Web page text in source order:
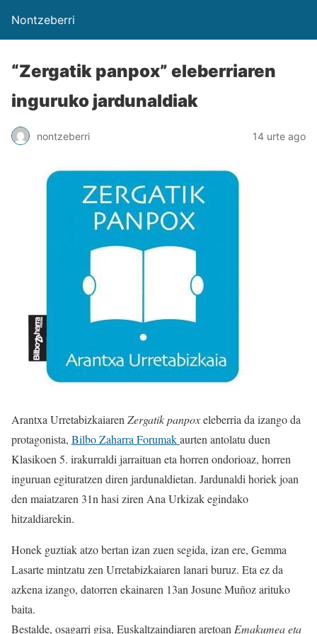
Nontzeberri
“Zergatik panpox” eleberriaren
inguruko jardunaldiak
nontzeberri 14 urte ago
Arantxa Urretabizkaiaren Zergatik panpoxeleberria da izango da
protagonista, Bilbo Zaharra Forumakaurten antolatu duen
Klasikoen 5. irakurraldi jarraituan eta horren ondorioaz, horren
inguruan egituratzen diren jardunaldietan. Jardunaldi horiek joan
den maiatzaren 31n hasi ziren Ana Urkizak egindako
hitzaldiarekin.
Honek guztiak atzo bertan izan zuen segida, izan ere, Gemma
Lasarte mintzatu zen Urretabizkaiaren lanari buruz. Eta ez da
azkena izango, datorren ekainaren 13an Josune Muñoz arituko
baita.
Bestalde, osagarri gisa, Euskaltzaindiaren aretoan Emakumea eta